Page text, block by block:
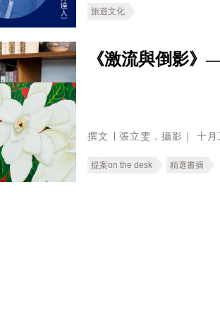
旅遊文化
《激流與倒影
撰文 ∣ 張立雯．攝影｜ 十月
提案on the desk 精選書摘